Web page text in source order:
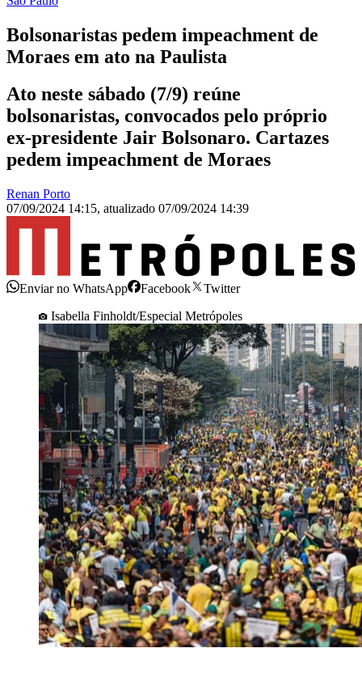
Bolsonaristas pedem impeachment de
Moraes em ato na Paulista
Ato neste sábado (7/9) reúne
bolsonaristas, convocados pelo próprio
ex-presidente Jair Bolsonaro. Cartazes
pedem impeachment de Moraes
Renan Porto
07/09/2024 14:15, atualizado 07/09/2024 14:39
Enviar no WhatsApp Facebook
Twitter
Isabella Finholdt/Especial Metrópoles